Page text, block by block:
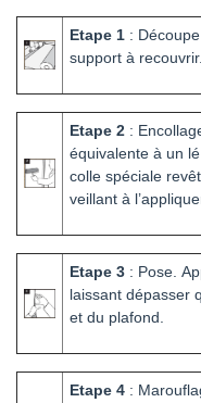
Etape 1 :
support à
Etape 2 :
équivalente à un
colle spéciale
veillant à
Etape 3 : Pose.
laissant dépasser
et du plafond.
Etape 4 :